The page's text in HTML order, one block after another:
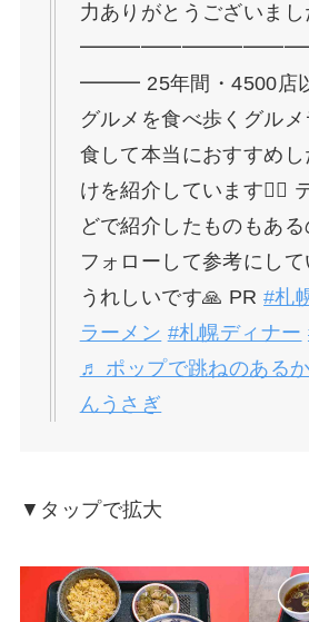
力ありがとうございま
━━━ 25年間・4500店
グルメを食べ歩くグル
食して本当におすすめ
けを紹介しています🙋‍♀️
どで紹介したものもあ
フォローして参考にして
うれしいです🙏 PR#札
ラーメン #札幌ディナー
♬ ポップで跳ねのある
んうさぎ
▼タップで拡大